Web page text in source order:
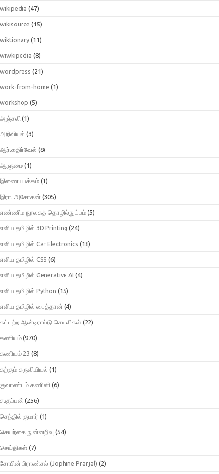
wikipedia (47)
wikisource (15)
wiktionary (11)
wiwkipedia (8)
wordpress (21)
work-from-home (1)
workshop (5)
அஞ்சலி (1)
அறிவியல் (3)
ஆர்.கதிர்வேல் (8)
ஆளுமை (1)
இணையபக்கம் (1)
இரா. அசோகன் (305)
எண்ணிம நூலகத் தொழில்நுட்பம் (5)
எளிய தமிழில் 3D Printing (24)
எளிய தமிழில் Car Electronics (18)
எளிய தமிழில் CSS (6)
எளிய தமிழில் Generative AI (4)
எளிய தமிழில் Python (15)
எளிய தமிழில் பைத்தான் (4)
கட்டற்ற ஆன்டிராய்டு செயலிகள் (22)
கணியம் (970)
கணியம் 23 (8)
கற்கும் கருவியியல் (1)
குவாண்டம் கணினி (6)
ச.குப்பன் (256)
செந்தில் குமார் (1)
செயற்கை நுன்னறிவு (54)
செய்திகள் (7)
சோபின் பிராண்சல் (Jophine Pranjal) (2)